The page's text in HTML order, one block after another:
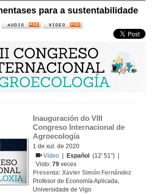
para a sustentabilidade
Inauguración do VIII
Congreso Internacional de
Agroecología
1 de xul. de 2020
Vídeo
Español
(12' 51'') |
Visto:79 veces
Presenta: Xavier Simón Fernández
Profesor de Economía Aplicada,
Universidade de Vigo